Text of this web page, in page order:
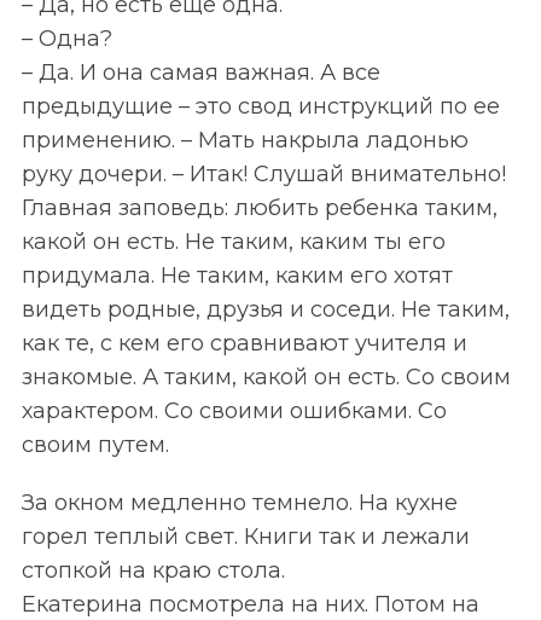
– Одна?
– Да. И она самая важная. А все
предыдущие – это свод инструкций по ее
применению. – Мать накрыла ладонью
руку дочери. – Итак! Слушай внимательно!
Главная заповедь: любить ребенка таким,
какой он есть. Не таким, каким ты его
придумала. Не таким, каким его хотят
видеть родные, друзья и соседи. Не таким,
как те, с кем его сравнивают учителя и
знакомые. А таким, какой он есть. Со своим
характером. Со своими ошибками. Со
своим путем.
За окном медленно темнело. На кухне
горел теплый свет. Книги так и лежали
стопкой на краю стола.
Екатерина посмотрела на них. Потом на